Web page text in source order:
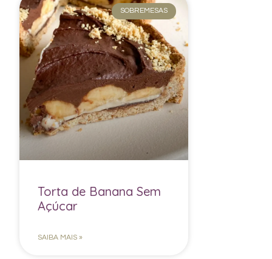
SOBREMESAS
Torta de Banana Sem
Açúcar
SAIBA MAIS »